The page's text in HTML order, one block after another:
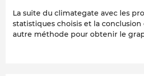
La suite du climategate avec les
statistiques choisis et la
autre méthode pour obtenir le